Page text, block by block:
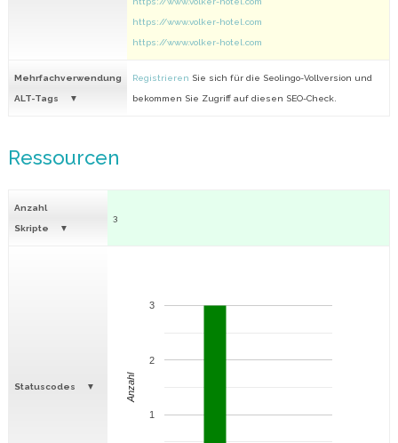
https://www.volker-hotel.com
https://www.volker-hotel.com
Mehrfachverwendung
ALT-Tags
Registrieren Sie sich für die Seolingo-Vollversion und
bekommen Sie Zugriff auf diesen SEO-Check.
Ressourcen
Anzahl
Skripte
3
Statuscodes
1
2
3
Anzahl